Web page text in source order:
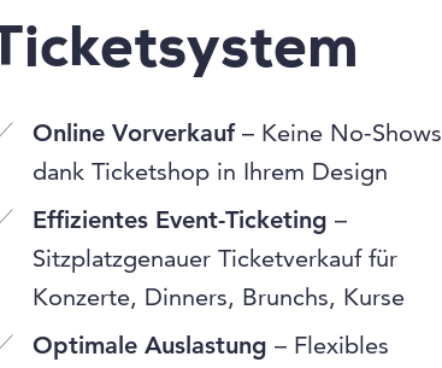
Ticketsystem
Online Vorverkauf– Keine No-Shows
dank Ticketshop in Ihrem Design
Effizientes Event-Ticketing –
Sitzplatzgenauer Ticketverkauf für
Konzerte, Dinners, Brunchs, Kurse
Optimale Auslastung – Flexibles